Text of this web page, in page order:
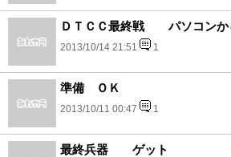
ＤＴＣＣ最終戦 パソコンか
2013/10/14 21:51 1
準備 ＯＫ
2013/10/11 00:47 1
最終兵器 ゲット